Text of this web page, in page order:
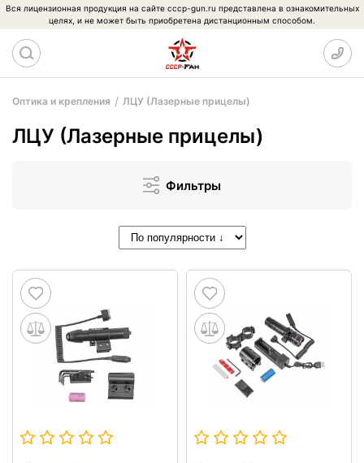
Вся лицензионная продукция на сайте cccp-gun.ru представлена в ознакомительных
целях, и не может быть приобретена дистанционным способом.
Оптика и крепления ЛЦУ (Лазерные прицелы)
ЛЦУ (Лазерные прицелы)
Фильтры